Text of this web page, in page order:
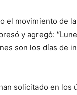
el movimiento de
y agregó:
son los días de
solicitado en los